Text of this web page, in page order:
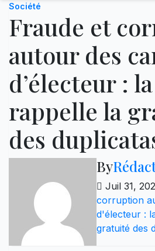
Société
Fraude et
autour des
d’électeur :
rappelle la
des
By
Juil 31,
corruption
d'électeur :
gratuité des